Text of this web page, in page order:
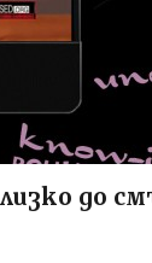
до